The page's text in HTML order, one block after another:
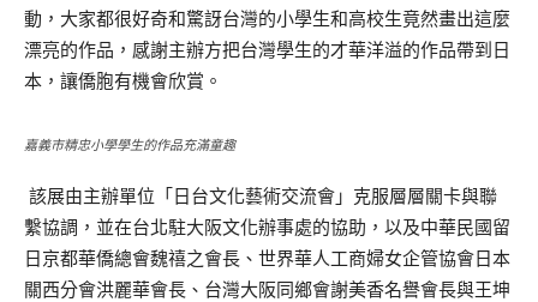
動，大家都很好奇和驚訝台灣的小學生和高校生竟然畫出這麼
漂亮的作品，感謝主辦方把台灣學生的才華洋溢的作品帶到日
本，讓僑胞有機會欣賞。
嘉義市精忠小學學生的作品充滿童趣
該展由主辦單位「日台文化藝術交流會」克服層層關卡與聯
繫協調，並在台北駐大阪文化辦事處的協助，以及中華民國留
日京都華僑總會魏禧之會長、世界華人工商婦女企管協會日本
關西分會洪麗華會長、台灣大阪同鄉會謝美香名譽會長與王坤